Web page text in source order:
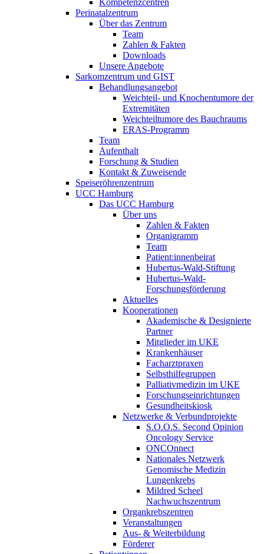
Kompetenzcentren
Perinatalzentrum
Über das Zentrum
Team
Zahlen & Fakten
Downloads
Unsere Angebote
Sarkomzentrum und GIST
Behandlungsangebot
Weichteil- und Knochentumore der
Extremitäten
Weichteiltumore des Bauchraums
ERAS-Programm
Team
Aufenthalt
Forschung & Studien
Kontakt & Zuweisende
Speiseröhrenzentrum
UCC Hamburg
Das UCC Hamburg
Über uns
Zahlen & Fakten
Organigramm
Team
Patient:innenbeirat
Hubertus-Wald-Stiftung
Hubertus-Wald-
Forschungsförderung
Aktuelles
Kooperationen
Akademische & Designierte
Partner
Mitglieder im UKE
Krankenhäuser
Facharztpraxen
Selbsthilfegruppen
Palliativmedizin im UKE
Forschungseinrichtungen
Gesundheitskiosk
Netzwerke & Verbundprojekte
S.O.O.S. Second Opinion
Oncology Service
ONCOnnect
Nationales Netzwerk
Genomische Medizin
Lungenkrebs
Mildred Scheel
Nachwuchszentrum
Organkrebszentren
Veranstaltungen
Aus- & Weiterbildung
Förderer